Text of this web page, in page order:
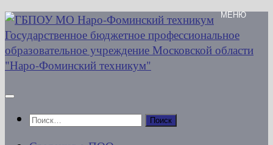
Перейти
к
содержимому
Найти: